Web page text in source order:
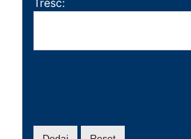
Treść: